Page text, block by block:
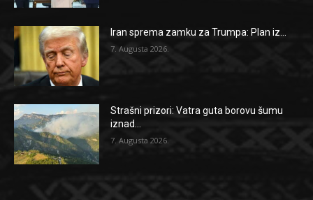
Iran sprema zamku za Trumpa: Plan iz...
7. Augusta 2026.
Strašni prizori: Vatra guta borovu šumu
iznad...
7. Augusta 2026.